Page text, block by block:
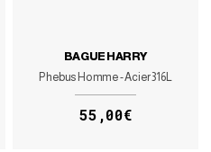
BAGUE HARRY
Phebus Homme - Acier 316L
55,00€